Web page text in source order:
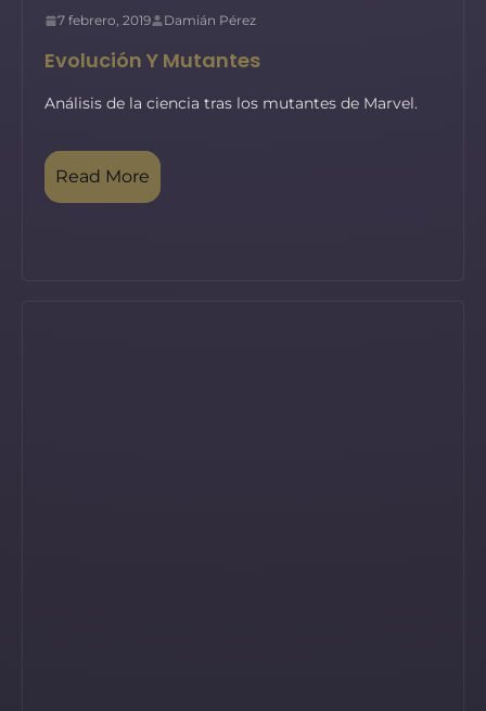
7 febrero, 2019 Damián Pérez
Evolución Y Mutantes
Análisis de la ciencia tras los mutantes de Marvel.
Read More